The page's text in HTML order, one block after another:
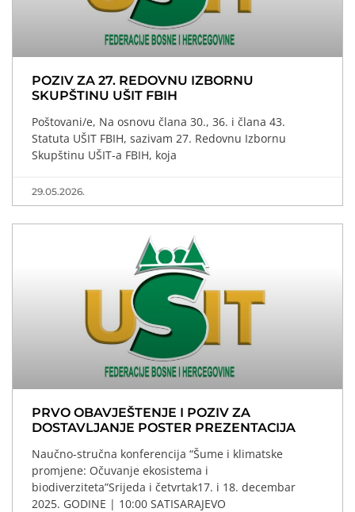
POZIV ZA 27. REDOVNU IZBORNU
SKUPŠTINU UŠIT FBIH
Poštovani/e, Na osnovu člana 30., 36. i člana 43.
Statuta UŠIT FBIH, sazivam 27. Redovnu Izbornu
Skupštinu UŠIT-a FBIH, koja
29.05.2026.
PRVO OBAVJEŠTENJE I POZIV ZA
DOSTAVLJANJE POSTER PREZENTACIJA
Naučno-stručna konferencija “Šume i klimatske
promjene: Očuvanje ekosistema i
biodiverziteta”Srijeda i četvrtak17. i 18. decembar
2025. GODINE | 10:00 SATISARAJEVO